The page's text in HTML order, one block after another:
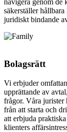
säkerställer
juridiskt bindande
Bolagsrätt
Vi erbjuder
upprättande av
frågor. Våra jurister
från att starta och
att erbjuda
klienters